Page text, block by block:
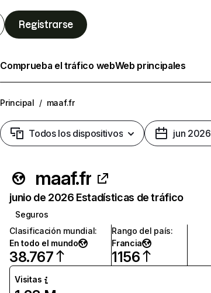
Registrarse
Comprueba el tráfico webWeb principales
Principal / maaf.fr
Todos los dispositivos jun 2026
maaf.fr
junio de 2026 Estadísticas de tráfico
Seguros
Clasificación mundial:
En todo el mundo
38.767
Rango del país:
Francia
1156
Visitas